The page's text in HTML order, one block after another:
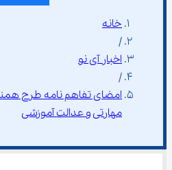
خانه
/
اخبار آی نو
/
امضای تفاهم
مهارتی و عدالت آموزشی